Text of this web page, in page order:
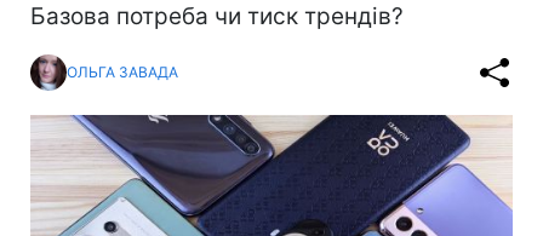
Базова потреба чи тиск трендів?
ОЛЬГА ЗАВАДА